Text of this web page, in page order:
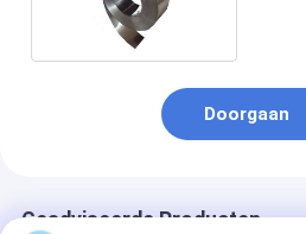
Doorgaan
Geadviseerde Producten